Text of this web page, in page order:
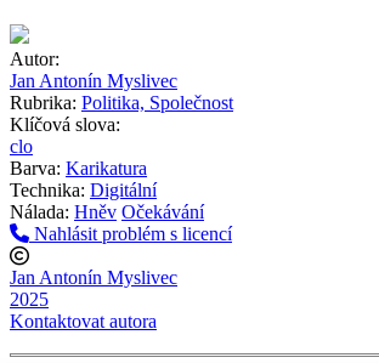
Autor:
Jan Antonín Myslivec
Rubrika: Politika, Společnost
Klíčová slova:
clo
Barva: Karikatura
Technika: Digitální
Nálada: Hněv Očekávání
Nahlásit problém s licencí
Jan Antonín Myslivec
2025
Kontaktovat autora